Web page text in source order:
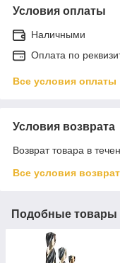
Условия оплаты
Наличными
Оплата по
Все условия оплаты
Условия возврата
Возврат товара в
Все условия
Подобные товары